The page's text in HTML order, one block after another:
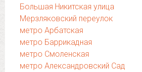
Большая Никитская улица
Мерзляковский переулок
метро Арбатская
метро Баррикадная
метро Смоленская
метро Александровский Сад